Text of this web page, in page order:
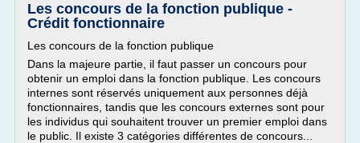
Les concours de la fonction publique -
Crédit fonctionnaire
Les concours de la fonction publique
Dans la majeure partie, il faut passer un concours pour
obtenir un emploi dans la fonction publique. Les concours
internes sont réservés uniquement aux personnes déjà
fonctionnaires, tandis que les concours externes sont pour
les individus qui souhaitent trouver un premier emploi dans
le public. Il existe 3 catégories différentes de concours...